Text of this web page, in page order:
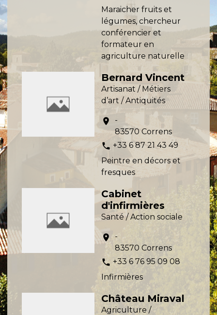
Maraicher fruits et
légumes, chercheur
conférencier et
formateur en
agriculture naturelle
Bernard Vincent
Artisanat / Métiers
d’art / Antiquités
location_on
-
83570 Correns
phone +33 6 87 21 43 49
Peintre en décors et
fresques
Cabinet
d'infirmières
Santé / Action sociale
location_on
-
83570 Correns
phone +33 6 76 95 09 08
Infirmières
Château Miraval
Agriculture /